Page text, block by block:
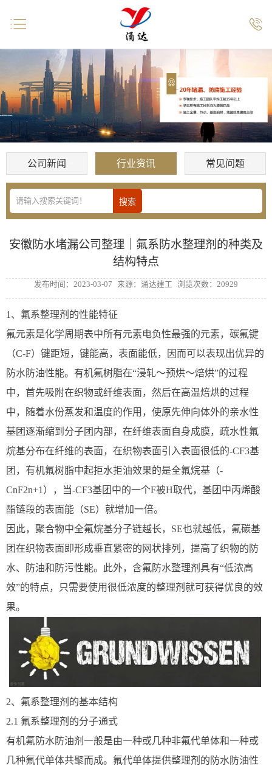
公司新闻 行业资讯 常见问题
安徽防水堵漏公司整理｜氟系防水整理剂的种类及
结构特点
发布时间：2023-03-07 来源：涌达建工 浏览次数：20929
1、氟系整理剂的性能特征
氟元素是化学周期表中所有元素电负性最强的元素，碳氟键
（C-F）键距短，键能高，表面能低，因而可以表现出优异的
防水防油性能。有机氟树脂在“浸轧～预烘～焙烘”的过程
中，首先吸附在织物或纤维表面，然后在高温焙烘的过程
中，随着水份蒸发和温度的作用，使原先伸向体外的亲水性
基团逐渐缩到分子团内部，在纤维表面自身成膜，疏水性氟
烷基分布在纤维的表面，在织物表面引入表面很低的-CF3基
团，有机氟树脂中起拒水拒油效果的是全氟烷基（-
CnF2n+1），当-CF3基团中的一个F被H取代，基团中丙烯酸
酯链段的表面能（SE）就增加一倍。
因此，聚合物中全氟烷基分子链越长，SE也就越低，氟碳基
团在织物表面即形成垂直紧密的网状排列，提高了织物的防
水、防油和防污性能。此外，含氟防水整理剂具有“低浓高
效”的特点，只需要使用很低浓度的整理剂就可获得优良的效
果。
2、氟系整理剂的基本结构
2.1 氟系整理剂的分子通式
有机氟防水防油剂一般是由一种或几种非氟代单体和一种或
几种氟代单体共聚而成。氟代单体提供整理剂的防水防油性
 